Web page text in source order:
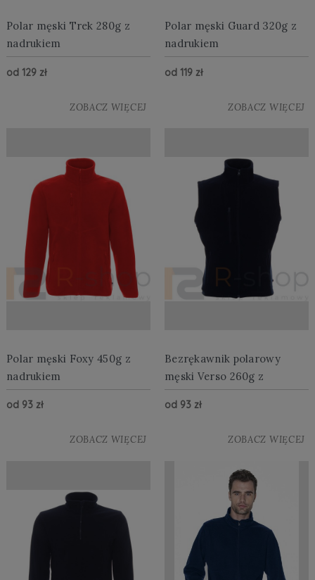
Polar męski Trek 280g z
nadrukiem
od 129 zł
ZOBACZ WIĘCEJ
Polar męski Guard 320g z
nadrukiem
od 119 zł
ZOBACZ WIĘCEJ
Polar męski Foxy 450g z
nadrukiem
od 93 zł
ZOBACZ WIĘCEJ
Bezrękawnik polarowy
męski Verso 260g z
nadrukiem
od 93 zł
ZOBACZ WIĘCEJ